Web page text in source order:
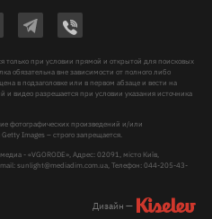
только при условии прямой и открытой для поисковых
обязательна вне зависимости от полного либо
в подзаголовке или в первом абзаце и вести на
видео разрешается при условии указания источника
фотографических произведений и/или
Images – строго запрещается.
- «VGORODE», Адрес: 02091, місто Київ,
sunlight@mediadim.com.ua, Телефон: 044-205-43-
Дизайн —